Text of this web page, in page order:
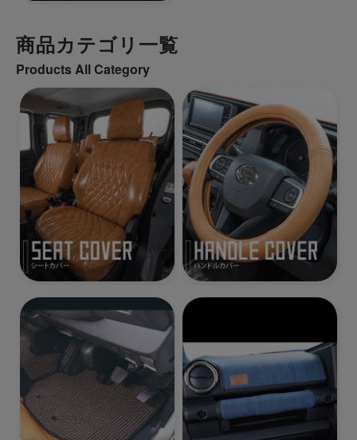
商品カテゴリ一覧
Products All Category